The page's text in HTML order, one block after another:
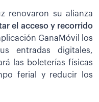
renovaron su alianza
el acceso y recorrido
GanaMóvil los
entradas digitales,
las boleterías físicas
ferial y reducir los